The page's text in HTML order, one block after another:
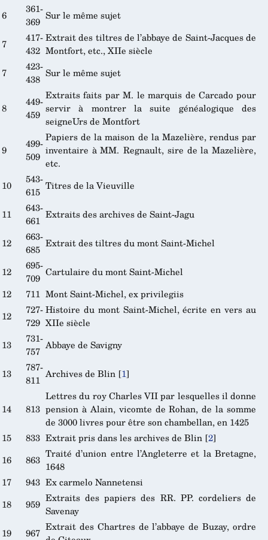
6
361-
369 Sur le même sujet
7
417-
432
Extrait des tiltres de l’abbaye de Saint-Jacques de
Montfort, etc., XIIe siècle
7
423-
438 Sur le même sujet
8
449-
459
Extraits faits par M. le marquis de Carcado pour
servir à montrer la suite généalogique des
seigneUrs de Montfort
9
499-
509
Papiers de la maison de la Mazelière, rendus par
inventaire à MM. Regnault, sire de la Mazelière,
etc.
10
543-
615 Titres de la Vieuville
11
643-
661 Extraits des archives de Saint-Jagu
12
663-
685 Extrait des tiltres du mont Saint-Michel
12
695-
709 Cartulaire du mont Saint-Michel
12
711 Mont Saint-Michel, ex privilegiis
12
727-
729
Histoire du mont Saint-Michel, écrite en vers au
XIIe siècle
13
731-
757 Abbaye de Savigny
13
787-
811 Archives de Blin [1]
14 813
Lettres du roy Charles VII par lesquelles il donne
pension à Alain, vicomte de Rohan, de la somme
de 3000 livres pour être son chambellan, en 1425
15
833 Extrait pris dans les archives de Blin [2]
16
863 Traité d’union entre l’Angleterre et la Bretagne,
1648
17
943 Ex carmelo Nannetensi
18
959 Extraits des papiers des RR. PP. cordeliers de
Savenay
19
967 Extrait des Chartres de l’abbaye de Buzay, ordre